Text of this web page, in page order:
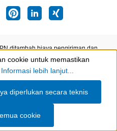
ditambah biaya pengirimandan
jika tidak dinyatakan sebaliknya.
cookie untuk memastikan
Informasi lebih lanjut...
diperlukan secara teknis
cookie